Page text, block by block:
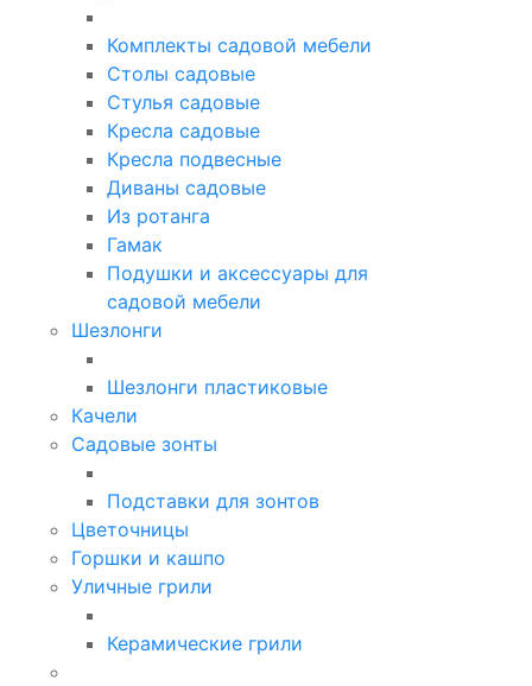
Комплекты садовой мебели
Столы садовые
Стулья садовые
Кресла садовые
Кресла подвесные
Диваны садовые
Из ротанга
Гамак
Подушки и аксессуары для
садовой мебели
Шезлонги
Шезлонги пластиковые
Качели
Садовые зонты
Подставки для зонтов
Цветочницы
Горшки и кашпо
Уличные грили
Керамические грили